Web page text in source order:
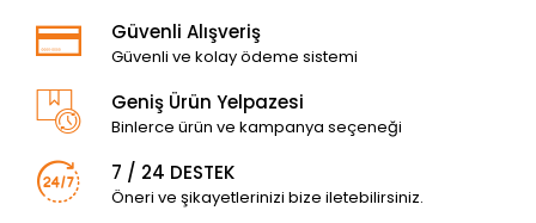
Güvenli Alışveriş
Güvenli ve kolay ödeme sistemi
Geniş Ürün Yelpazesi
Binlerce ürün ve kampanya seçeneği
7 / 24 DESTEK
Öneri ve şikayetlerinizi bize iletebilirsiniz.